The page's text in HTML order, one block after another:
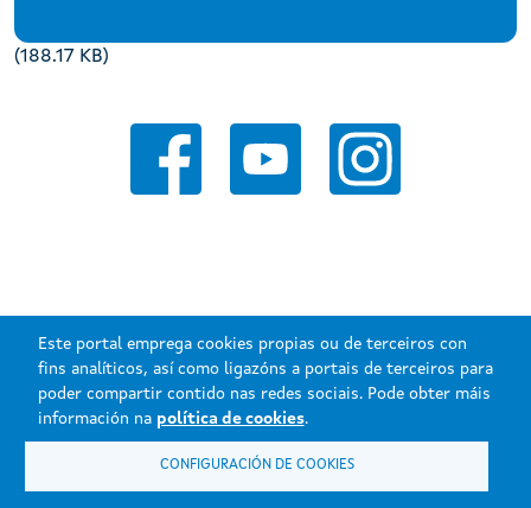
Este portal emprega cookies propias ou de terceiros con
fins analíticos, así como ligazóns a portais de terceiros para
poder compartir contido nas redes sociais. Pode obter máis
información na política de cookies.
CONFIGURACIÓN DE COOKIES
(188.17 KB)
Xunta de Galicia. Información mantida e publicada na internet pola
Atención á cidadanía